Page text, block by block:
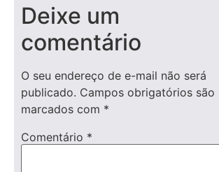
Deixe um
comentário
O seu endereço de e-mail não será
publicado. Campos obrigatórios são
marcados com *
Comentário *